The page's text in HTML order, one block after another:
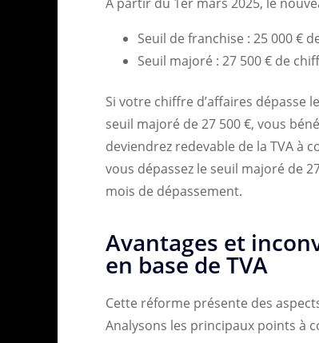
Seuil de franchise : 25 000 €
Seuil majoré : 27 500 € de
Si votre chiffre d’affaires dépasse
seuil majoré de 27 500 €, vous
deviendrez redevable de la TVA à
vous dépassez le seuil majoré de
mois de dépassement.
Avantages et
en base de TVA
Cette réforme présente des
Analysons les principaux points à